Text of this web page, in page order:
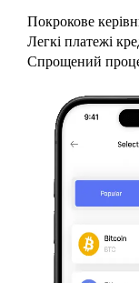
Покрокове
Легкі платежі
Спрощений